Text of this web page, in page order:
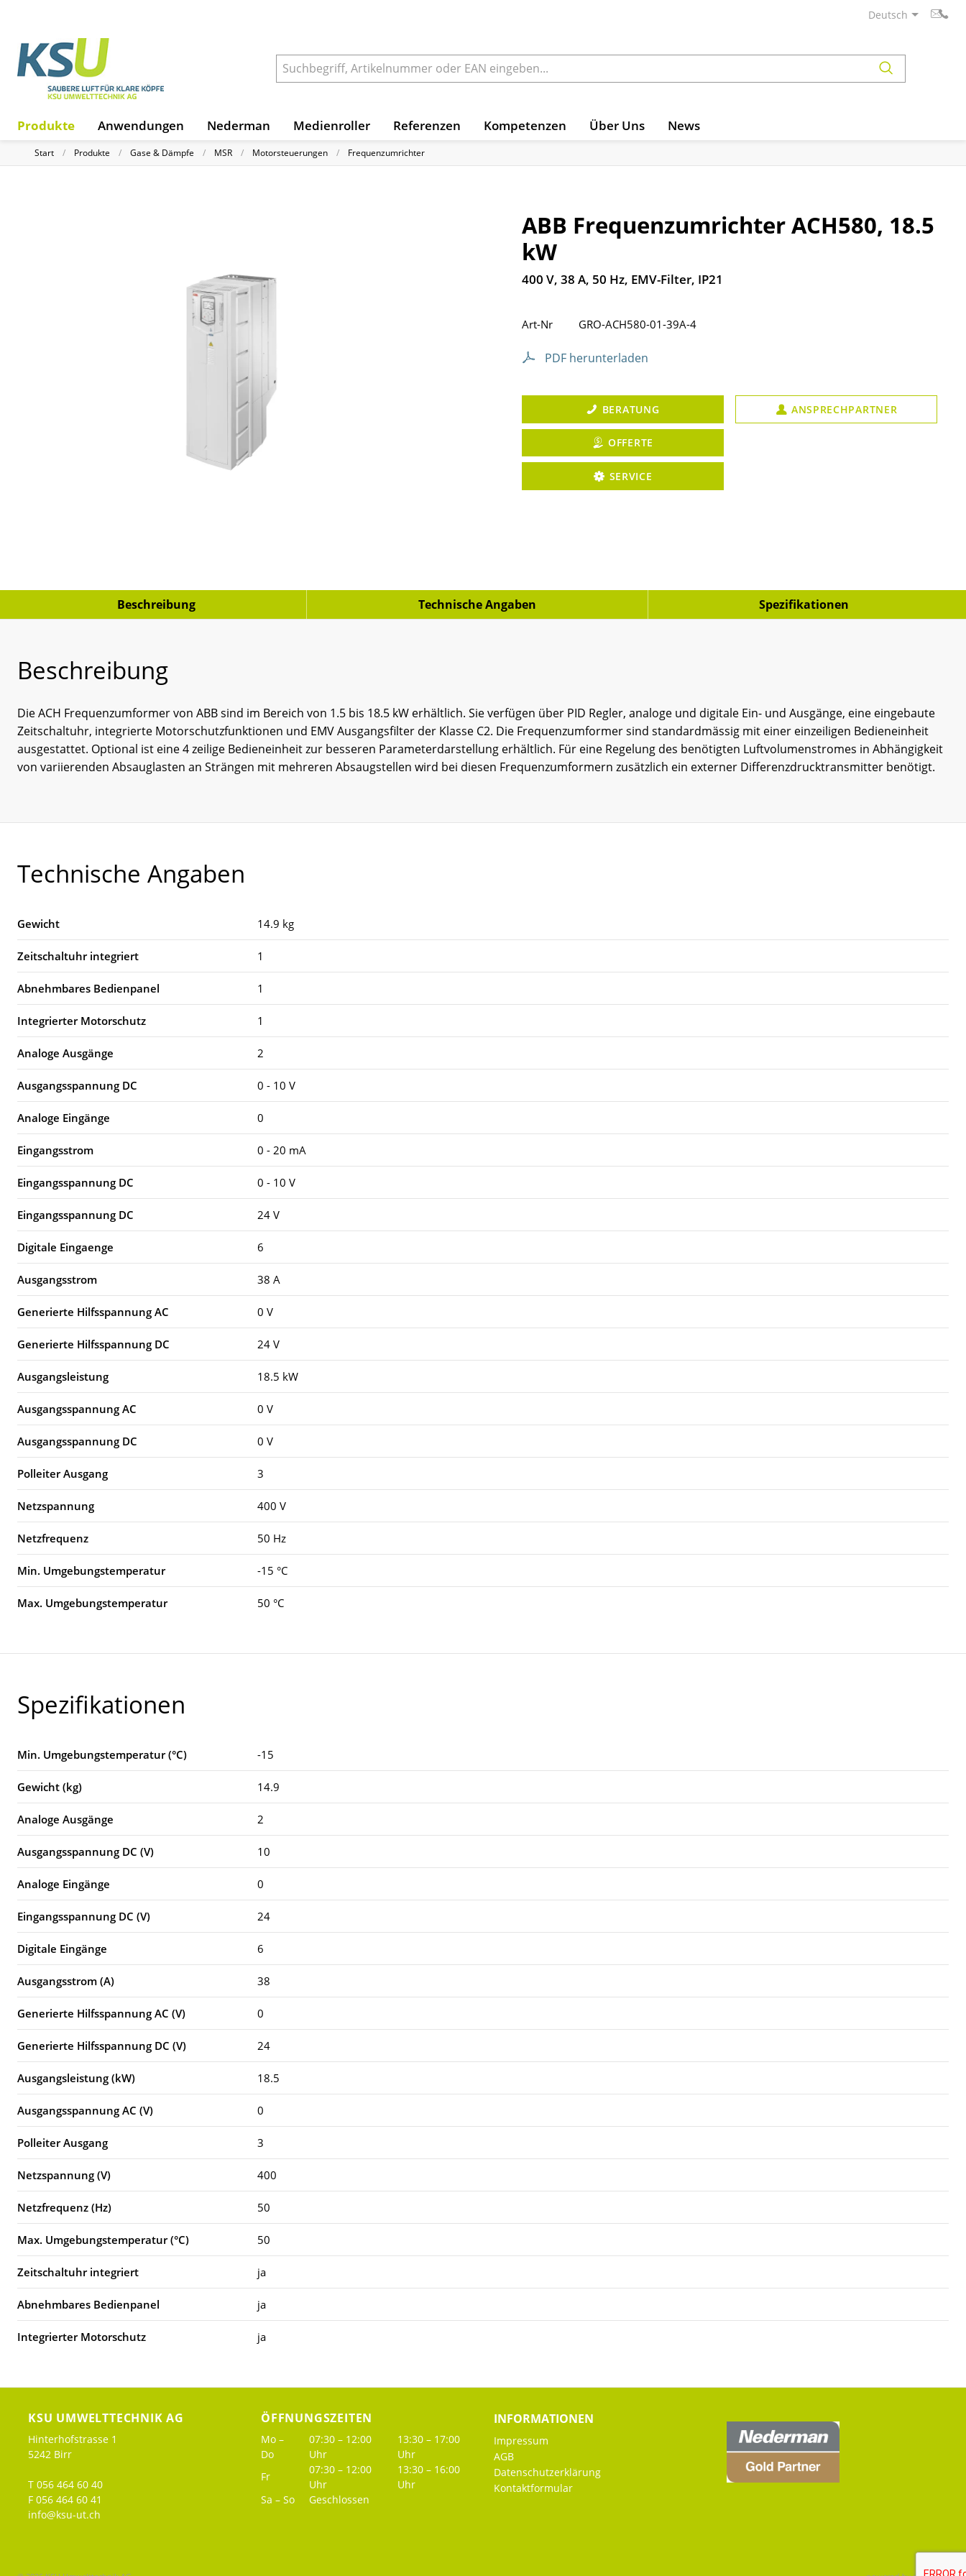
Deutsch
Produkte Anwendungen Nederman Medienroller Referenzen Kompetenzen Über Uns News
Start Produkte Gase & Dämpfe MSR Motorsteuerungen Frequenzumrichter
ABB Frequenzumrichter ACH580, 18.5
kW
400 V, 38 A, 50 Hz, EMV-Filter, IP21
PDF herunterladen
BERATUNG
OFFERTE
SERVICE
ANSPRECHPARTNER
Art-Nr GRO-ACH580-01-39A-4
Beschreibung Technische Angaben Spezifikationen
Beschreibung
Die ACH Frequenzumformer von ABB sind im Bereich von 1.5 bis 18.5 kW erhältlich. Sie verfügen über PID Regler, analoge und digitale Ein- und Ausgänge, eine eingebaute
Zeitschaltuhr, integrierte Motorschutzfunktionen und EMV Ausgangsfilter der Klasse C2. Die Frequenzumformer sind standardmässig mit einer einzeiligen Bedieneinheit
ausgestattet. Optional ist eine 4 zeilige Bedieneinheit zur besseren Parameterdarstellung erhältlich. Für eine Regelung des benötigten Luftvolumenstromes in Abhängigkeit
von variierenden Absauglasten an Strängen mit mehreren Absaugstellen wird bei diesen Frequenzumformern zusätzlich ein externer Differenzdrucktransmitter benötigt.
Technische Angaben
Gewicht 14.9 kg
Zeitschaltuhr integriert 1
Abnehmbares Bedienpanel 1
Integrierter Motorschutz 1
Analoge Ausgänge 2
Ausgangsspannung DC 0 - 10 V
Analoge Eingänge 0
Eingangsstrom 0 - 20 mA
Eingangsspannung DC 0 - 10 V
Eingangsspannung DC 24 V
Digitale Eingaenge 6
Ausgangsstrom 38 A
Generierte Hilfsspannung AC 0 V
Generierte Hilfsspannung DC 24 V
Ausgangsleistung 18.5 kW
Ausgangsspannung AC 0 V
Ausgangsspannung DC 0 V
Polleiter Ausgang 3
Netzspannung 400 V
Netzfrequenz 50 Hz
Min. Umgebungstemperatur -15 °C
Max. Umgebungstemperatur 50 °C
Spezifikationen
Min. Umgebungstemperatur (°C) -15
Gewicht (kg) 14.9
Analoge Ausgänge 2
Ausgangsspannung DC (V) 10
Analoge Eingänge 0
Eingangsspannung DC (V) 24
Digitale Eingänge 6
Ausgangsstrom (A) 38
Generierte Hilfsspannung AC (V) 0
Generierte Hilfsspannung DC (V) 24
Ausgangsleistung (kW) 18.5
Ausgangsspannung AC (V) 0
Polleiter Ausgang 3
Netzspannung (V) 400
Netzfrequenz (Hz) 50
Max. Umgebungstemperatur (°C) 50
Zeitschaltuhr integriert ja
Abnehmbares Bedienpanel ja
Integrierter Motorschutz ja
KSU UMWELTTECHNIK AG
Hinterhofstrasse 1
5242 Birr
T 056 464 60 40
F 056 464 60 41
info@ksu-ut.ch
ÖFFNUNGSZEITEN
Mo –
Do
07:30 – 12:00
Uhr
13:30 – 17:00
Uhr
Fr
07:30 – 12:00
Uhr
13:30 – 16:00
Uhr
Sa – So
Geschlossen
INFORMATIONEN
Impressum
AGB
Datenschutzerklärung
Kontaktformular